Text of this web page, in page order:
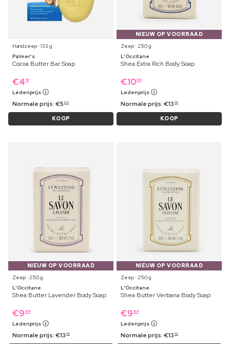
Handzeep ⋅ 133 g
Palmer's
Cocoa Butter Bar Soap
€4 19
Ledenprijs
Normale prijs:€5 29
KOOP
NIEUW OP VOORRAAD
Zeep ⋅ 250 g
L'Occitane
Shea Extra Rich Body Soap
€1009
Ledenprijs
Normale prijs:€13 19
KOOP
NIEUW OP VOORRAAD
Zeep ⋅ 250 g
L'Occitane
Shea Butter Lavender Body Soap
€9 89
Ledenprijs
Normale prijs:€13 19
NIEUW OP VOORRAAD
Zeep ⋅ 250 g
L'Occitane
Shea Butter Verbana Body Soap
€9 89
Ledenprijs
Normale prijs:€13 19